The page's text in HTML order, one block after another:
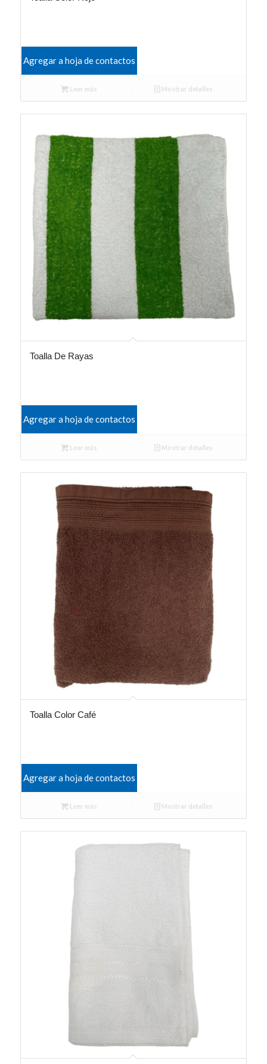
Agregar a hoja de contactos
Leer más Mostrar detalles
Toalla De Rayas
Agregar a hoja de contactos
Leer más Mostrar detalles
Toalla Color Café
Agregar a hoja de contactos
Leer más Mostrar detalles